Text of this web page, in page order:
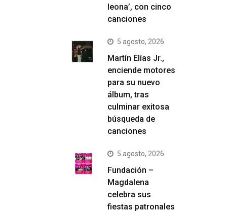
leona’, con cinco
canciones
5 agosto, 2026
Martín Elías Jr.,
enciende motores
para su nuevo
álbum, tras
culminar exitosa
búsqueda de
canciones
5 agosto, 2026
Fundación –
Magdalena
celebra sus
fiestas patronales